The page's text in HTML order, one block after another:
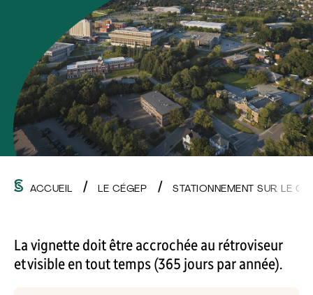
ACCUEIL LE CÉGEP STATIONNEMENT SUR LE
La vignette doit être accrochée au rétroviseur
et visible en tout temps (365 jours par année).